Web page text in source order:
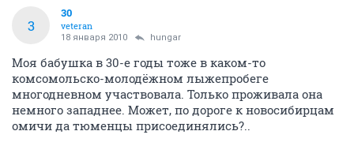
3
30
veteran
18 января 2010 hungar
Моя бабушка в 30-е годы тоже в каком-то
комсомольско-молодёжном лыжепробеге
многодневном участвовала. Только проживала она
немного западнее. Может, по дороге к новосибирцам
омичи да тюменцы присоединялись?..